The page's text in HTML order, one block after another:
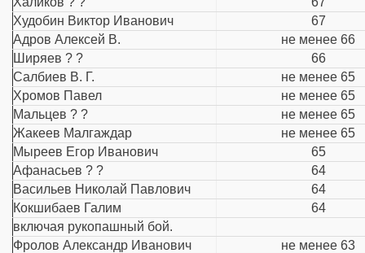
Худобин Виктор Иванович
67
Адров Алексей В.
не менее 66
Ширяев ? ?
66
Салбиев В. Г.
не менее 65
Хромов Павел
не менее 65
Мальцев ? ?
не менее 65
Жакеев Малгаждар
не менее 65
Мыреев Егор Иванович
65
Афанасьев ? ?
64
Васильев Николай Павлович
64
Кокшибаев Галим
64
включая рукопашный бой.
Фролов Александр Иванович
не менее 63